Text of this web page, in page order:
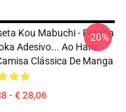
Kou Mabuchi - Futaba
Adesivo... Ao Haru
Clássica De Manga
- € 28,06
-20%